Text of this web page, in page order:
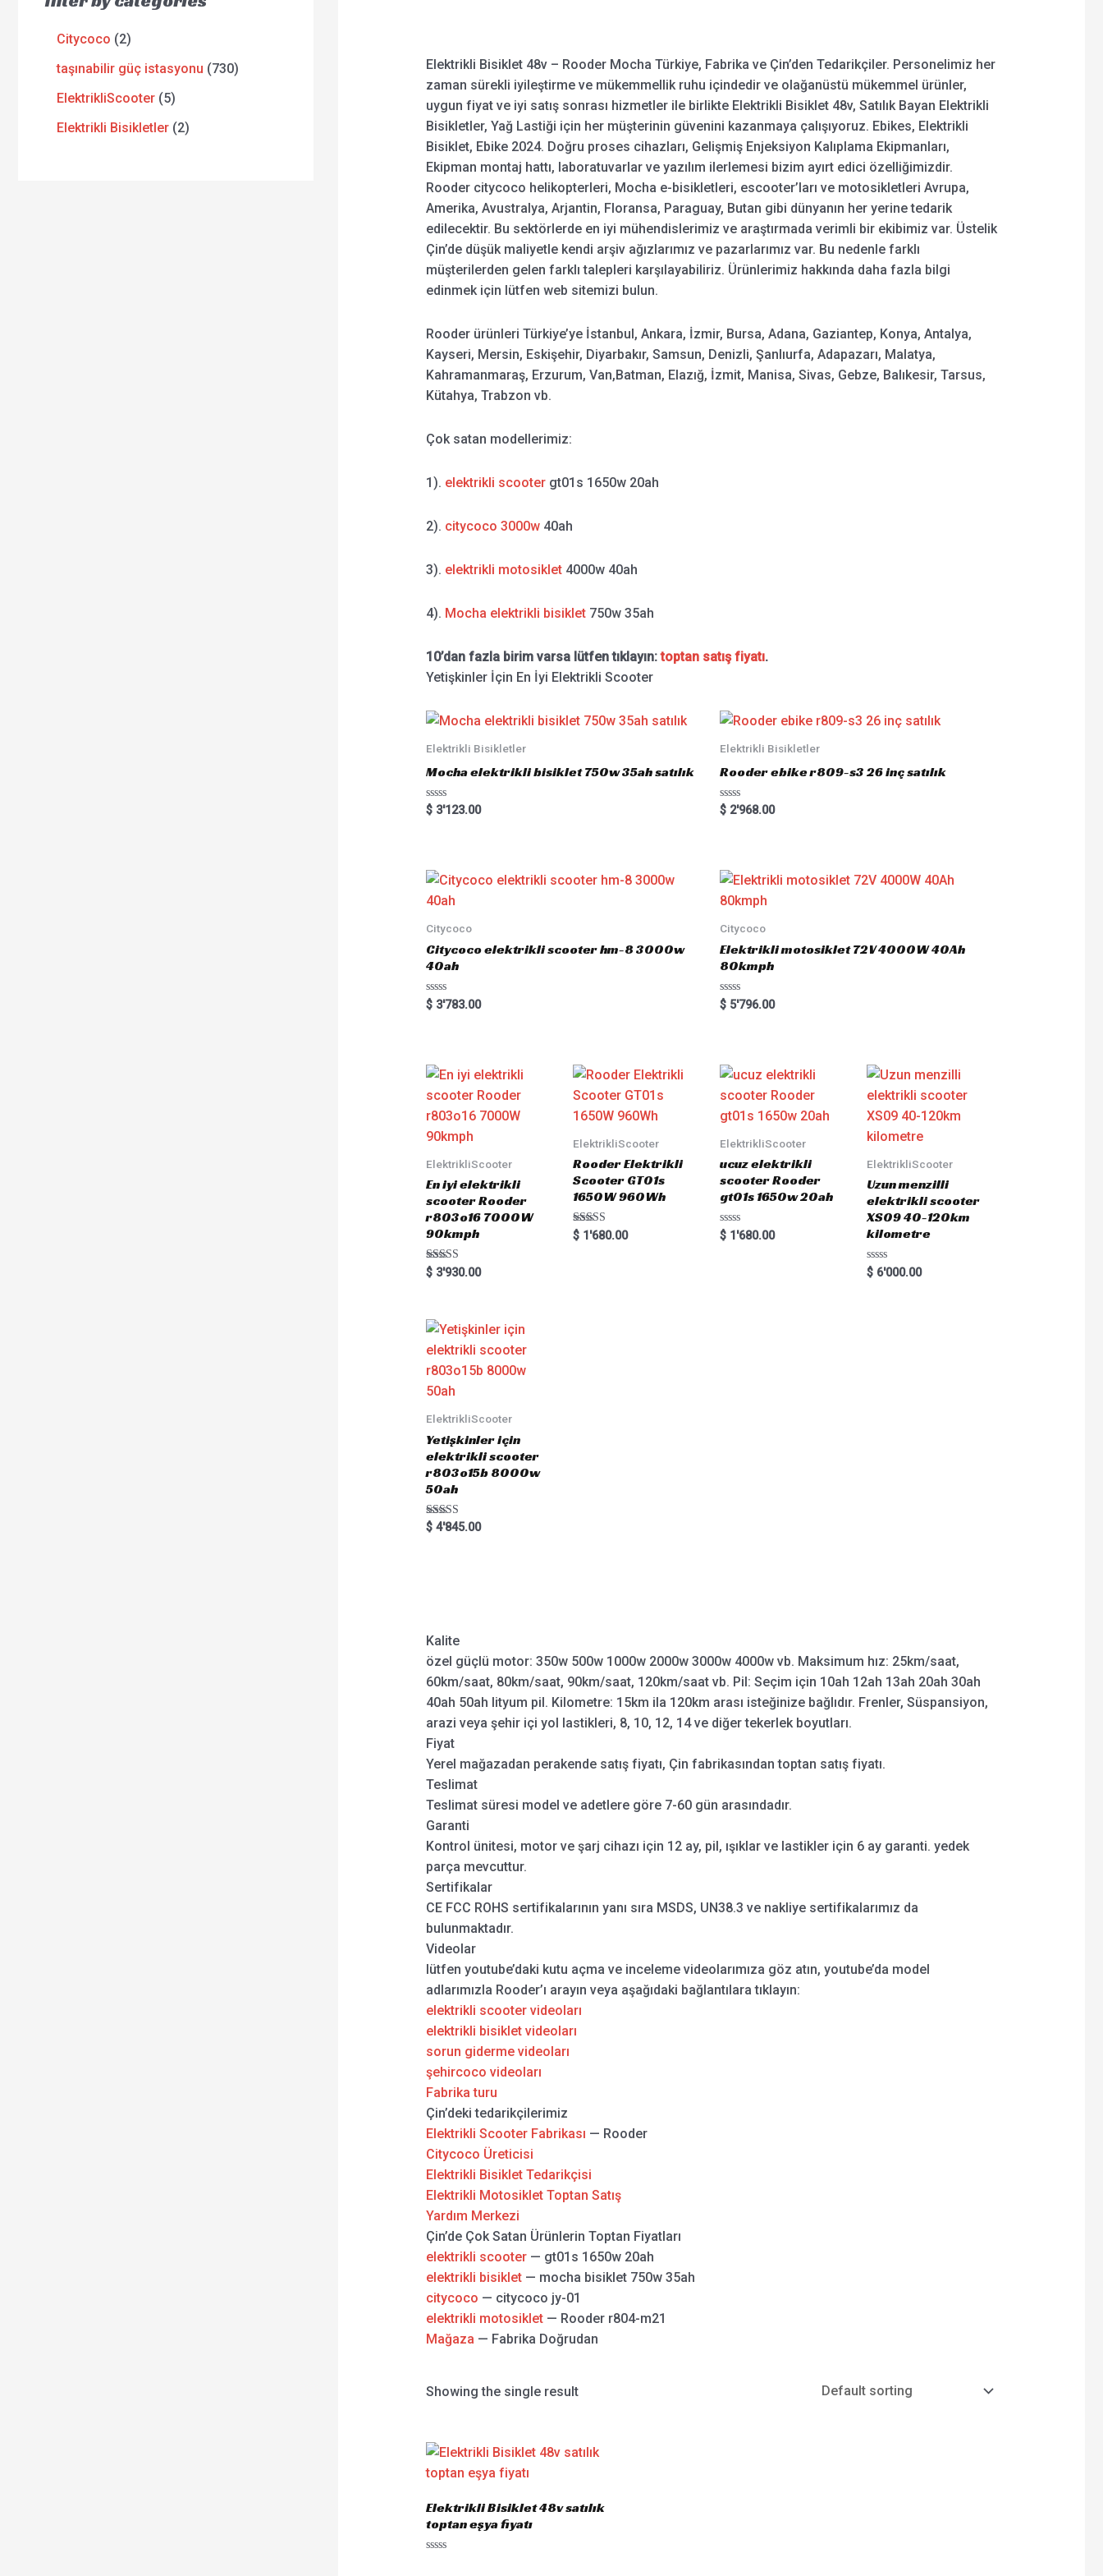
Citycoco 2
taşınabilir güç istasyonu 730
ElektrikliScooter 5
Elektrikli Bisikletler 2
Elektrikli Bisiklet 48v – Rooder Mocha Türkiye, Fabrika ve Çin’den Tedarikçiler. Personelimiz her
zaman sürekli iyileştirme ve mükemmellik ruhu içindedir ve olağanüstü mükemmel ürünler,
uygun fiyat ve iyi satış sonrası hizmetler ile birlikte Elektrikli Bisiklet 48v, Satılık Bayan Elektrikli
Bisikletler, Yağ Lastiği için her müşterinin güvenini kazanmaya çalışıyoruz. Ebikes, Elektrikli
Bisiklet, Ebike 2024. Doğru proses cihazları, Gelişmiş Enjeksiyon Kalıplama Ekipmanları,
Ekipman montaj hattı, laboratuvarlar ve yazılım ilerlemesi bizim ayırt edici özelliğimizdir.
Rooder citycoco helikopterleri, Mocha e-bisikletleri, escooter’ları ve motosikletleri Avrupa,
Amerika, Avustralya, Arjantin, Floransa, Paraguay, Butan gibi dünyanın her yerine tedarik
edilecektir. Bu sektörlerde en iyi mühendislerimiz ve araştırmada verimli bir ekibimiz var. Üstelik
Çin’de düşük maliyetle kendi arşiv ağızlarımız ve pazarlarımız var. Bu nedenle farklı
müşterilerden gelen farklı talepleri karşılayabiliriz. Ürünlerimiz hakkında daha fazla bilgi
edinmek için lütfen web sitemizi bulun.
Rooder ürünleri Türkiye’ye İstanbul, Ankara, İzmir, Bursa, Adana, Gaziantep, Konya, Antalya,
Kayseri, Mersin, Eskişehir, Diyarbakır, Samsun, Denizli, Şanlıurfa, Adapazarı, Malatya,
Kahramanmaraş, Erzurum, Van,Batman, Elazığ, İzmit, Manisa, Sivas, Gebze, Balıkesir, Tarsus,
Kütahya, Trabzon vb.
Çok satan modellerimiz:
1). elektrikli scootergt01s 1650w 20ah
2). citycoco 3000w40ah
3). elektrikli motosiklet4000w 40ah
4). Mocha elektrikli bisiklet750w 35ah
10’dan fazla birim varsa lütfen tıklayın:toptan satış fiyatı.
Yetişkinler İçin En İyi Elektrikli Scooter
Elektrikli Bisikletler
Mocha elektrikli bisiklet 750w 35ah satılık
Rated
0
$3'123.00
Elektrikli Bisikletler
Rooder ebike r809-s3 26 inç satılık
Rated
0
$ 2'968.00
Citycoco
Citycoco elektrikli scooter hm-8 3000w
40ah
Rated
0
$3'783.00
Citycoco
Elektrikli motosiklet 72V 4000W 40Ah
80kmph
Rated
0
$ 5'796.00
ElektrikliScooter
En iyi elektrikli
scooter Rooder
r803o16 7000W
90kmph
Rated
5.00
$3'930.00
ElektrikliScooter
Rooder Elektrikli
Scooter GT01s
1650W 960Wh
Rated
5.00
$1'680.00
ElektrikliScooter
ucuz elektrikli
scooter Rooder
gt01s 1650w 20ah
Rated
0
$ 1'680.00
ElektrikliScooter
Uzun menzilli
elektrikli scooter
XS09 40-120km
kilometre
Rated
0
$ 6'000.00
ElektrikliScooter
Yetişkinler için
elektrikli scooter
r803o15b 8000w
50ah
Rated
5.00
$4'845.00
Kalite
özel güçlü motor: 350w 500w 1000w 2000w 3000w 4000w vb. Maksimum hız: 25km/saat,
60km/saat, 80km/saat, 90km/saat, 120km/saat vb. Pil: Seçim için 10ah 12ah 13ah 20ah 30ah
40ah 50ah lityum pil. Kilometre: 15km ila 120km arası isteğinize bağlıdır. Frenler, Süspansiyon,
arazi veya şehir içi yol lastikleri, 8, 10, 12, 14 ve diğer tekerlek boyutları.
Fiyat
Yerel mağazadan perakende satış fiyatı, Çin fabrikasından toptan satış fiyatı.
Teslimat
Teslimat süresi model ve adetlere göre 7-60 gün arasındadır.
Garanti
Kontrol ünitesi, motor ve şarj cihazı için 12 ay, pil, ışıklar ve lastikler için 6 ay garanti. yedek
parça mevcuttur.
Sertifikalar
CE FCC ROHS sertifikalarının yanı sıra MSDS, UN38.3 ve nakliye sertifikalarımız da
bulunmaktadır.
Videolar
lütfen youtube’daki kutu açma ve inceleme videolarımıza göz atın, youtube’da model
adlarımızla Rooder’ı arayın veya aşağıdaki bağlantılara tıklayın:
elektrikli scooter videoları
elektrikli bisiklet videoları
sorun giderme videoları
şehircoco videoları
Fabrika turu
Çin’deki tedarikçilerimiz
Elektrikli Scooter Fabrikası — Rooder
Citycoco Üreticisi
Elektrikli Bisiklet Tedarikçisi
Elektrikli Motosiklet Toptan Satış
Yardım Merkezi
Çin’de Çok Satan Ürünlerin Toptan Fiyatları
elektrikli scooter— gt01s 1650w 20ah
elektrikli bisiklet— mocha bisiklet 750w 35ah
citycoco — citycoco jy-01
elektrikli motosiklet— Rooder r804-m21
Mağaza — Fabrika Doğrudan
Showing the single result
Elektrikli Bisiklet 48v satılık
toptan eşya fiyatı